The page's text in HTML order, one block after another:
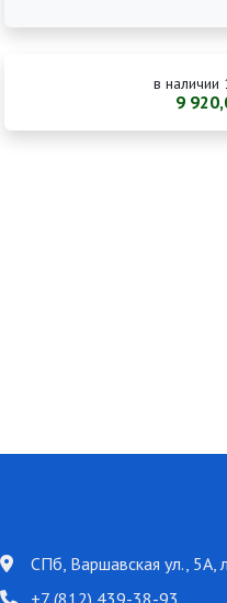
в наличии
9
СПб, Варшавская ул., 5А,